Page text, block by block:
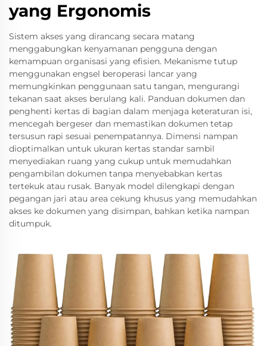
yang Ergonomis
Sistem akses yang dirancang secara matang
menggabungkan kenyamanan pengguna dengan
kemampuan organisasi yang efisien. Mekanisme tutup
menggunakan engsel beroperasi lancar yang
memungkinkan penggunaan satu tangan, mengurangi
tekanan saat akses berulang kali. Panduan dokumen dan
penghenti kertas di bagian dalam menjaga keteraturan isi,
mencegah bergeser dan memastikan dokumen tetap
tersusun rapi sesuai penempatannya. Dimensi nampan
dioptimalkan untuk ukuran kertas standar sambil
menyediakan ruang yang cukup untuk memudahkan
pengambilan dokumen tanpa menyebabkan kertas
tertekuk atau rusak. Banyak model dilengkapi dengan
pegangan jari atau area cekung khusus yang memudahkan
akses ke dokumen yang disimpan, bahkan ketika nampan
ditumpuk.